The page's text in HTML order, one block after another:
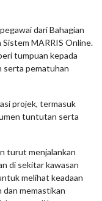
dari Bahagian
Sistem MARRIS Online.
tumpuan kepada
serta pematuhan
projek, termasuk
tuntutan serta
turut menjalankan
di sekitar kawasan
melihat keadaan
dan memastikan